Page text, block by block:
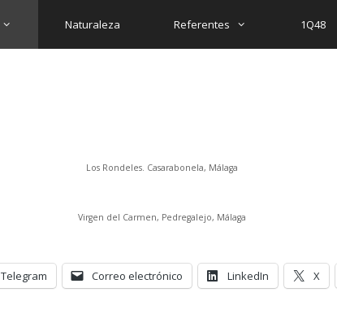
Naturaleza Referentes 1Q48
Los Rondeles. Casarabonela, Málaga
Virgen del Carmen, Pedregalejo, Málaga
Telegram Correo electrónico LinkedIn X